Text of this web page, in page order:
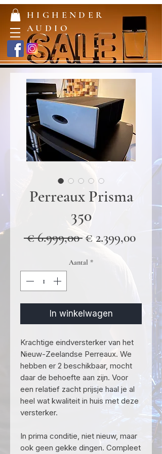
HIGHENDER
AUDIO
Perreaux Prisma
350
€ 6.999,00 Normale
€ 2.399,00
Aantal *
In winkelwagen
Krachtige eindversterker van het
Nieuw-Zeelandse Perreaux. We
hebben er 2 beschikbaar, mocht
daar de behoefte aan zijn. Voor
een relatief zacht prijsje haal je al
heel wat kwaliteit in huis met deze
versterker.
In prima conditie, niet nieuw, maar
ook geen gekke dingen. Compleet